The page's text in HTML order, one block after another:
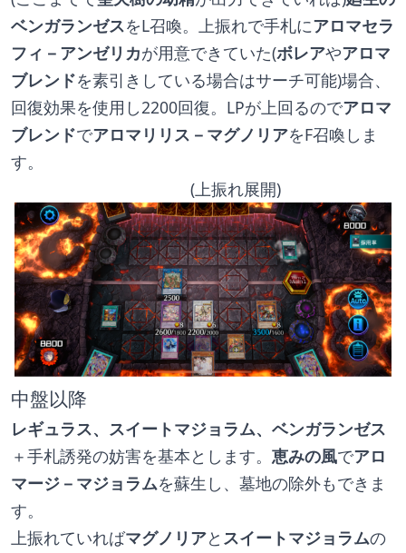
ベンガランゼスをL召喚。上振れで手札にアロマセラ
フィ－アンゼリカが用意できていた(ボレアやアロマ
ブレンドを素引きしている場合はサーチ可能)場合、
回復効果を使用し2200回復。LPが上回るのでアロマ
ブレンドでアロマリリス－マグノリアをF召喚しま
す。
(上振れ展開)
中盤以降
レギュラス、スイートマジョラム、ベンガランゼス
＋手札誘発の妨害を基本とします。 恵みの風でアロ
マージ－マジョラムを蘇生し、墓地の除外もできま
す。
上振れていればマグノリアと スイートマジョラムの